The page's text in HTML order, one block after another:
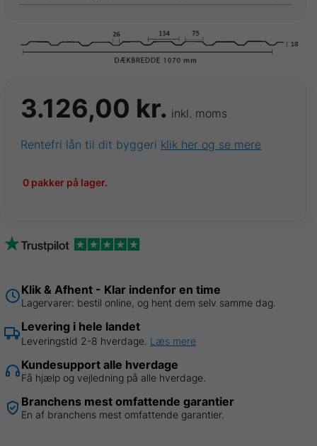
3.126,00 kr. inkl. moms
Rentefri lån til dit byggeri klik her og se mere
0 pakker på lager.
Klik & Afhent - Klar indenfor en time
Lagervarer: bestil online, og hent dem selv samme dag.
Levering i hele landet
Leveringstid 2-8 hverdage. Læs mere
Kundesupport alle hverdage
Få hjælp og vejledning på alle hverdage.
Branchens mest omfattende garantier
En af branchens mest omfattende garantier.